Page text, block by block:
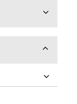
Rozwiń